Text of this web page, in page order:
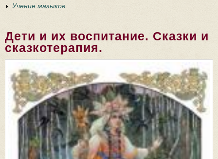
Учение мазыков
Дети и их воспитание. Сказки и
сказкотерапия.